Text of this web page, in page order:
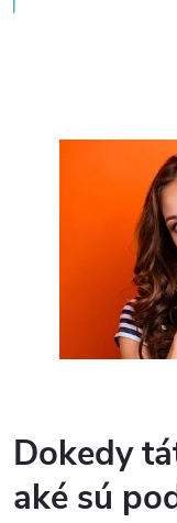
Dokedy
aké sú